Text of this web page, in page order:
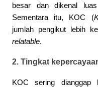
besar dan dikenal
Sementara itu, KOC (
relatable.
2. Tingkat
KOC sering dianggap